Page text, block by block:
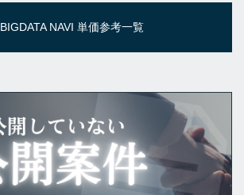
BIGDATA NAVI 単価参考一覧